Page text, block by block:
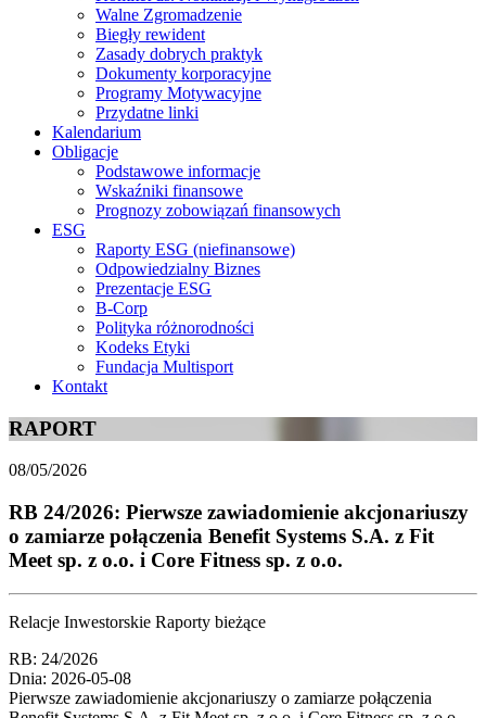
Walne Zgromadzenie
Biegły rewident
Zasady dobrych praktyk
Dokumenty korporacyjne
Programy Motywacyjne
Przydatne linki
Kalendarium
Obligacje
Podstawowe informacje
Wskaźniki finansowe
Prognozy zobowiązań finansowych
ESG
Raporty ESG (niefinansowe)
Odpowiedzialny Biznes
Prezentacje ESG
B-Corp
Polityka różnorodności
Kodeks Etyki
Fundacja Multisport
Kontakt
RAPORT
08/05/2026
RB 24/2026: Pierwsze zawiadomienie akcjonariuszy
o zamiarze połączenia Benefit Systems S.A. z Fit
Meet sp. z o.o. i Core Fitness sp. z o.o.
Relacje Inwestorskie Raporty bieżące
RB: 24/2026
Dnia: 2026-05-08
Pierwsze zawiadomienie akcjonariuszy o zamiarze połączenia